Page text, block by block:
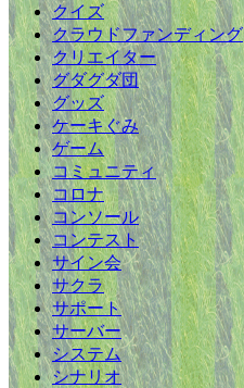
クイズ
クラウドファンディング
クリエイター
グダグダ団
グッズ
ケーキぐみ
ゲーム
コミュニティ
コロナ
コンソール
コンテスト
サイン会
サクラ
サポート
サーバー
システム
シナリオ